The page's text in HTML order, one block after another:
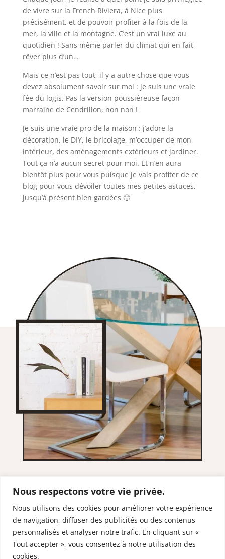
Nous respectons votre vie privée.
Nous utilisons des cookies pour améliorer votre expérience
de navigation, diffuser des publicités ou des contenus
personnalisés et analyser notre trafic. En cliquant sur «
Tout accepter », vous consentez à notre utilisation des
cookies.
de vivre sur la French Riviera, à Nice plus
précisément, et de pouvoir profiter à la fois de la
mer, la ville et la montagne. C’est un vrai luxe au
quotidien ! Sans même parler du climat qui en fait
rêver plus d’un…
Mais ce n’est pas tout, il y a autre chose que vous
devez absolument savoir sur moi : je suis une vraie
fée du logis. Pas la version poussiéreuse façon
marraine de Cendrillon, non non !
Je suis une vraie pro de la maison : j’adore la
décoration, le DIY, le bricolage, m’occuper de mon
intérieur, des aménagements extérieurs et jardiner.
Tout ça n’a aucun secret pour moi. Et n’en aura
bientôt plus pour vous puisque je vais profiter de ce
blog pour vous dévoiler toutes mes petites astuces,
jusqu’à présent bien gardées 🙂
RESTONS EN
CONTACT